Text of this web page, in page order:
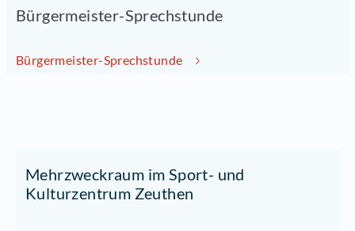
Bürgermeister-Sprechstunde
Bürgermeister-Sprechstunde
Mehrzweckraum im Sport- und
Kulturzentrum Zeuthen